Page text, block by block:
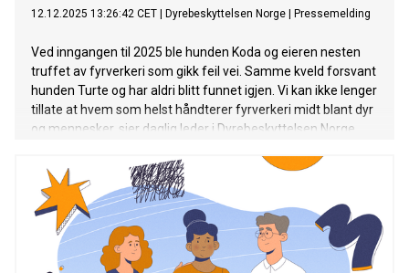
12.12.2025 13:26:42 CET Dyrebeskyttelsen Norge Pressemelding
Ved inngangen til 2025 ble hunden Koda og eieren nesten
truffet av fyrverkeri som gikk feil vei. Samme kveld forsvant
hunden Turte og har aldri blitt funnet igjen. Vi kan ikke lenger
tillate at hvem som helst håndterer fyrverkeri midt blant dyr
og mennesker, sier daglig leder i Dyrebeskyttelsen Norge.